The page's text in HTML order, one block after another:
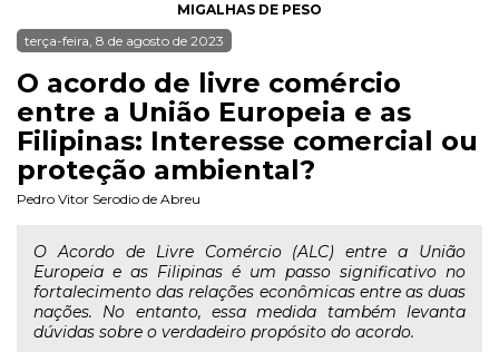
MIGALHAS DE PESO
terça-feira, 8 de agosto de 2023
O acordo de livre comércio
entre a União Europeia e as
Filipinas: Interesse comercial ou
proteção ambiental?
Pedro Vitor Serodio de Abreu
O Acordo de Livre Comércio (ALC) entre a União
Europeia e as Filipinas é um passo significativo no
fortalecimento das relações econômicas entre as duas
nações. No entanto, essa medida também levanta
dúvidas sobre o verdadeiro propósito do acordo.